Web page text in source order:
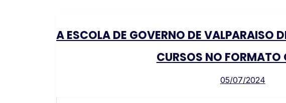
A ESCOLA DE GOVERNO DE VALPARAISO
CURSOS NO FORMATO
05/07/2024